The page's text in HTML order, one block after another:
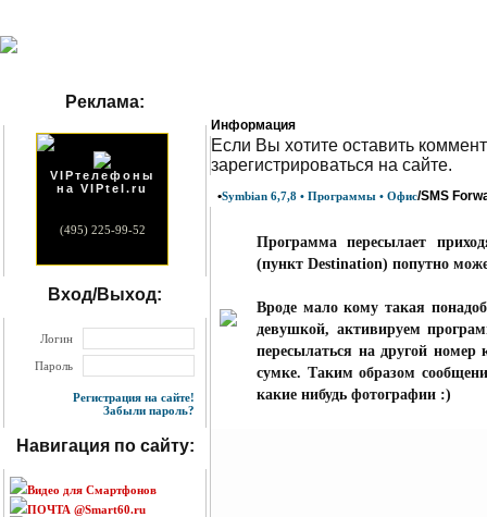
Реклама:
VIPтелефоны
на VIPtel.ru
(495) 225-99-52
Вход/Выход:
Логин
Пароль
Регистрация на сайте!
Забыли пароль?
Навигация по сайту:
Видео для Смартфонов
ПОЧТА @Smart60.ru
Информация
Eсли Вы хотите оставить
зарегистрироваться на сайте.
•Symbian 6,7,8 • Программы • Офис/SMS
Программа пересылает
(пункт Destination) попутно
Вроде мало кому такая
девушкой, активируем
пересылаться на другой
сумке. Таким образом
какие нибудь фотографии :)